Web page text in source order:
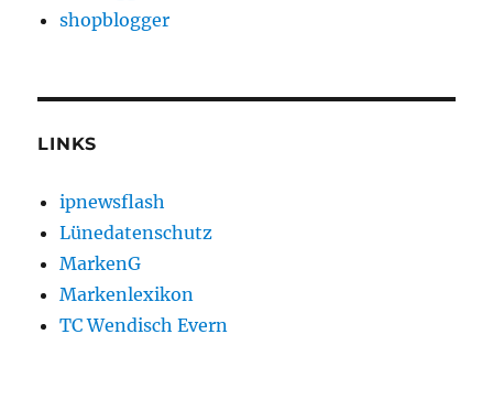
shopblogger
LINKS
ipnewsflash
Lünedatenschutz
MarkenG
Markenlexikon
TC Wendisch Evern